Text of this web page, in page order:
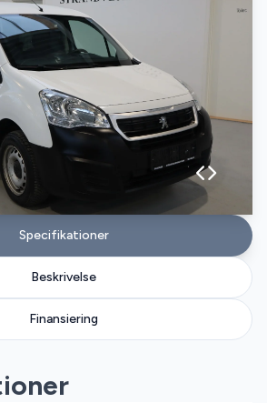
Specifikationer
Beskrivelse
Finansiering